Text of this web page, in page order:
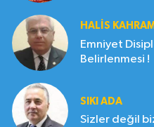
HALIS
Emniyet
Belirlenmesi !
SIKI ADA
Sizler değil